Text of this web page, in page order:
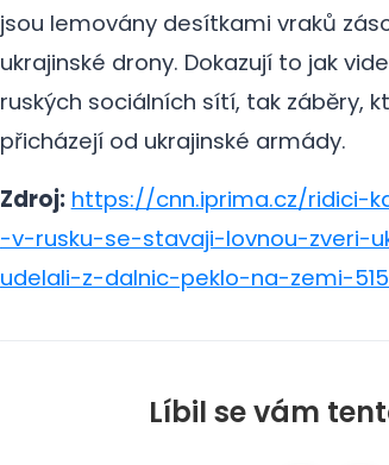
jsou lemovány desítkami vraků
ukrajinské drony. Dokazují to jak
ruských sociálních sítí, tak záběry,
přicházejí od ukrajinské armády.
Zdroj: https://cnn.iprima.cz/ridici-
-v-rusku-se-stavaji-lovnou-zveri-
udelali-z-dalnic-peklo-na-zemi-
Líbil se vám